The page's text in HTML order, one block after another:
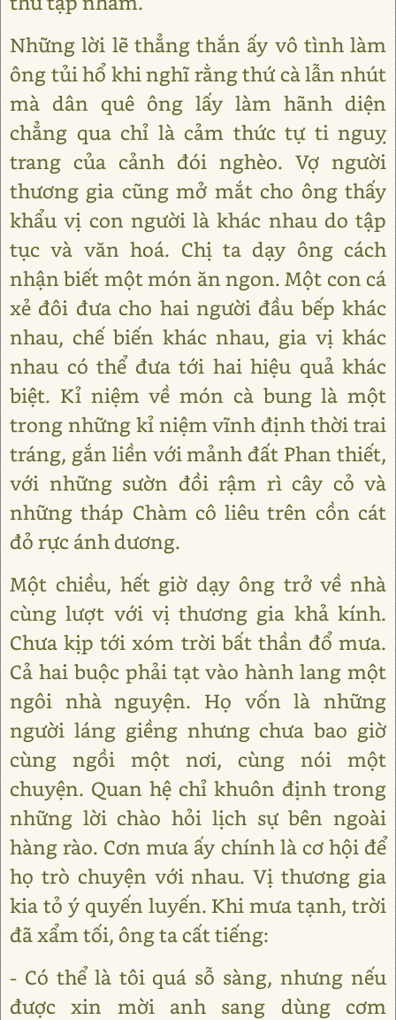
Những lời lẽ thẳng thắn ấy vô tình làm
ông tủi hổ khi nghĩ rằng thứ cà lẫn nhút
mà dân quê ông lấy làm hãnh diện
chẳng qua chỉ là cảm thức tự ti nguỵ
trang của cảnh đói nghèo. Vợ người
thương gia cũng mở mắt cho ông thấy
khẩu vị con người là khác nhau do tập
tục và văn hoá. Chị ta dạy ông cách
nhận biết một món ăn ngon. Một con cá
xẻ đôi đưa cho hai người đầu bếp khác
nhau, chế biến khác nhau, gia vị khác
nhau có thể đưa tới hai hiệu quả khác
biệt. Kỉ niệm về món cà bung là một
trong những kỉ niệm vĩnh định thời trai
tráng, gắn liền với mảnh đất Phan thiết,
với những sườn đồi rậm rì cây cỏ và
những tháp Chàm cô liêu trên cồn cát
đỏ rực ánh dương.
Một chiều, hết giờ dạy ông trở về nhà
cùng lượt với vị thương gia khả kính.
Chưa kịp tới xóm trời bất thần đổ mưa.
Cả hai buộc phải tạt vào hành lang một
ngôi nhà nguyện. Họ vốn là những
người láng giềng nhưng chưa bao giờ
cùng ngồi một nơi, cùng nói một
chuyện. Quan hệ chỉ khuôn định trong
những lời chào hỏi lịch sự bên ngoài
hàng rào. Cơn mưa ấy chính là cơ hội để
họ trò chuyện với nhau. Vị thương gia
kia tỏ ý quyến luyến. Khi mưa tạnh, trời
đã xẩm tối, ông ta cất tiếng:
- Có thể là tôi quá sỗ sàng, nhưng nếu
được xin mời anh sang dùng cơm